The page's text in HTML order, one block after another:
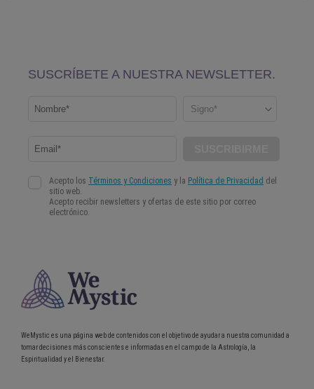
WeMystic es una página web de contenidos con el objetivo de ayudar a nuestra comunidad a
tomar decisiones más conscientes e informadas en el campo de la Astrología, la
Espiritualidad y el Bienestar.